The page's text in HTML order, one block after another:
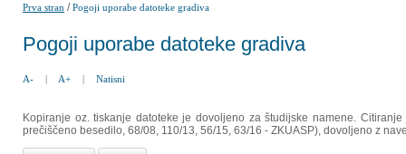
Prva stran /Pogoji uporabe datoteke gradiva
Pogoji uporabe datoteke gradiva
A- | A+ | Natisni
Kopiranje oz. tiskanje datoteke je dovoljeno za študijske namene.
prečiščeno besedilo, 68/08, 110/13, 56/15, 63/16 - ZKUASP), dovoljeno z